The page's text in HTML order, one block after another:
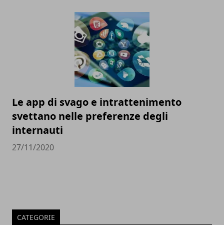
Le app di svago e intrattenimento
svettano nelle preferenze degli
internauti
27/11/2020
CATEGORIE